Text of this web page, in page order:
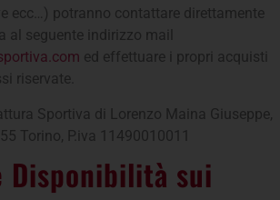
ecc…) potranno contattare direttamente
al seguente indirizzo mail
ed effettuare i propri acquisti
riservate.
Sportiva di Lorenzo Maina Giuseppe,
Torino, P.iva 11490010011
Disponibilità sui